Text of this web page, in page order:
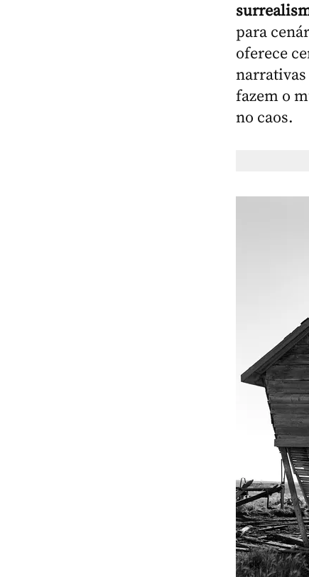
para
oferece
fazem o
no caos.